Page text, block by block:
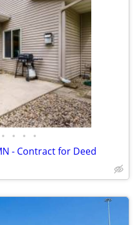
• • • •
- Contract for Deed